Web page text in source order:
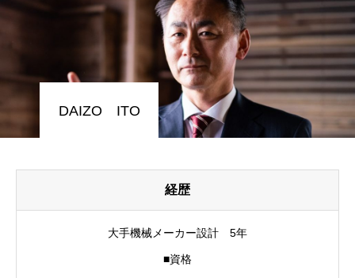
DAIZO ITO
経歴
大手機械メーカー設計 5年
■資格